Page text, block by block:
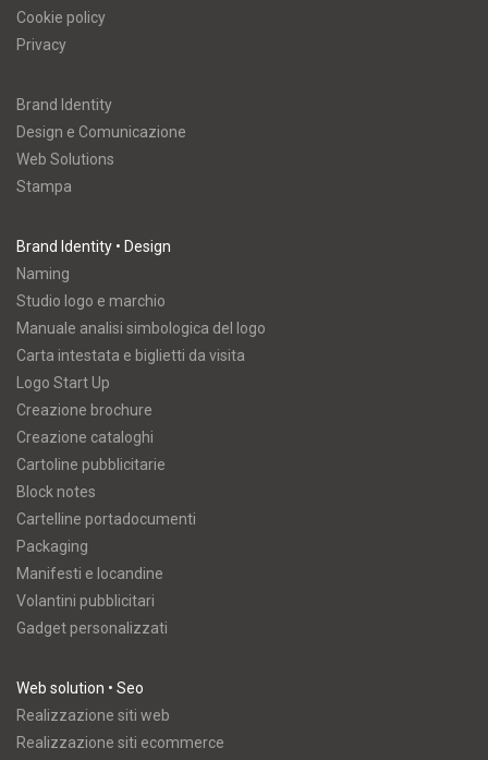
Cookie policy
Privacy
Brand Identity
Design e Comunicazione
Web Solutions
Stampa
Brand Identity • Design
Naming
Studio logo e marchio
Manuale analisi simbologica del logo
Carta intestata e biglietti da visita
Logo Start Up
Creazione brochure
Creazione cataloghi
Cartoline pubblicitarie
Block notes
Cartelline portadocumenti
Packaging
Manifesti e locandine
Volantini pubblicitari
Gadget personalizzati
Web solution • Seo
Realizzazione siti web
Realizzazione siti ecommerce